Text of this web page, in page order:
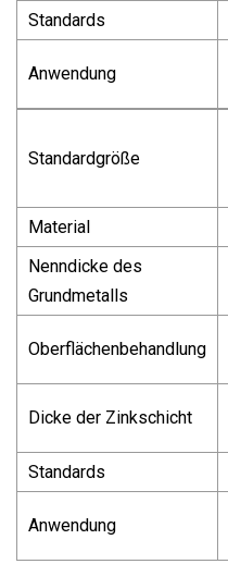
Standards
Anwendung
Standardgröße
Material
Nenndicke des
Grundmetalls
Oberflächenbehandlung
Dicke der Zinkschicht
Standards
Anwendung